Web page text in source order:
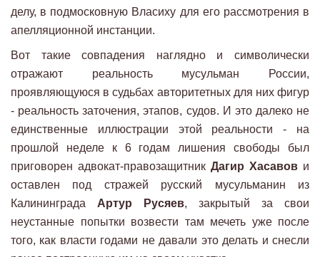
делу, в подмосковную Власиху для его рассмотрения в
апелляционной инстанции.
Вот такие совпадения наглядно и символически
отражают реальность мусульман России,
проявляющуюся в судьбах авторитетных для них фигур
- реальность заточения, этапов, судов. И это далеко не
единственные иллюстрации этой реальности - на
прошлой неделе к 6 годам лишения свободы был
приговорен адвокат-правозащитник Дагир Хасавов и
оставлен под стражей русский мусульманин из
Калининграда Артур Русяев, закрытый за свои
неустанные попытки возвести там мечеть уже после
того, как власти годами не давали это делать и снесли